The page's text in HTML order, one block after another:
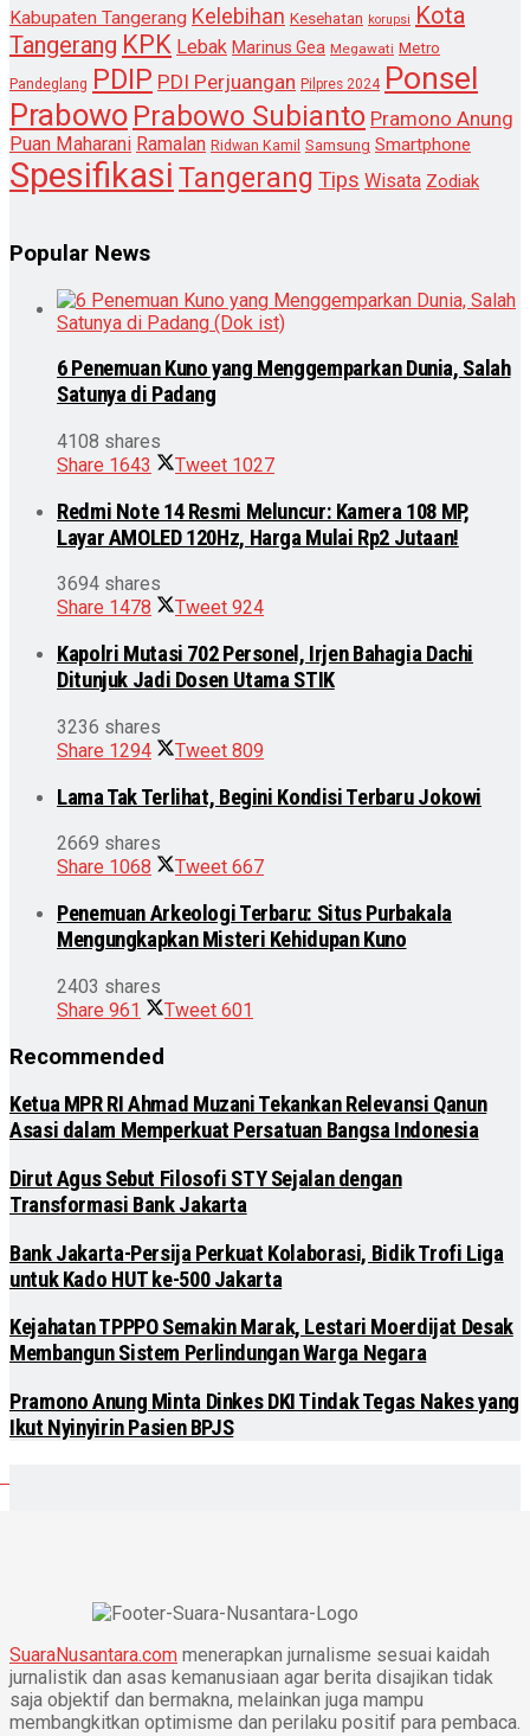
Kabupaten Tangerang Kelebihan Kesehatan korupsi Kota
Tangerang KPK Lebak Marinus Gea Megawati Metro
Pandeglang PDIP PDI Perjuangan Pilpres 2024 Ponsel
Prabowo Prabowo Subianto Pramono Anung
Puan Maharani Ramalan Ridwan Kamil Samsung Smartphone
Spesifikasi Tangerang Tips Wisata Zodiak
Popular News
6 Penemuan Kuno yang Menggemparkan Dunia, Salah
Satunya di Padang
4108 shares
Share 1643 Tweet 1027
Redmi Note 14 Resmi Meluncur: Kamera 108 MP,
Layar AMOLED 120Hz, Harga Mulai Rp2 Jutaan!
3694 shares
Share 1478 Tweet 924
Kapolri Mutasi 702 Personel, Irjen Bahagia Dachi
Ditunjuk Jadi Dosen Utama STIK
3236 shares
Share 1294 Tweet 809
Lama Tak Terlihat, Begini Kondisi Terbaru Jokowi
2669 shares
Share 1068 Tweet 667
Penemuan Arkeologi Terbaru: Situs Purbakala
Mengungkapkan Misteri Kehidupan Kuno
2403 shares
Share 961 Tweet 601
Recommended
Ketua MPR RI Ahmad Muzani Tekankan Relevansi Qanun
Asasi dalam Memperkuat Persatuan Bangsa Indonesia
Dirut Agus Sebut Filosofi STY Sejalan dengan
Transformasi Bank Jakarta
Bank Jakarta-Persija Perkuat Kolaborasi, Bidik Trofi Liga
untuk Kado HUT ke-500 Jakarta
Kejahatan TPPPO Semakin Marak, Lestari Moerdijat Desak
Membangun Sistem Perlindungan Warga Negara
Pramono Anung Minta Dinkes DKI Tindak Tegas Nakes yang
Ikut Nyinyirin Pasien BPJS
SuaraNusantara.com menerapkan jurnalisme sesuai kaidah
jurnalistik dan asas kemanusiaan agar berita disajikan tidak
saja objektif dan bermakna, melainkan juga mampu
membangkitkan optimisme dan perilaku positif para pembaca.